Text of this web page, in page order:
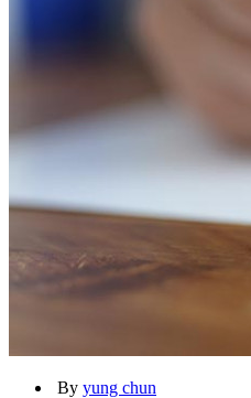
By yung chun